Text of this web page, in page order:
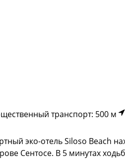
транспорт: 500 м
эко-отель Siloso Beach
Сентосе. В 5 минутах